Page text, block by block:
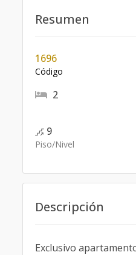
Resumen
1696
Código
2
9
Piso/Nivel
Descripción
Exclusivo